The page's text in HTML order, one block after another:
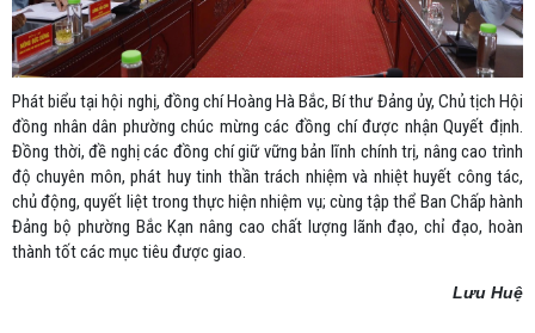
Phát biểu tại hội nghị, đồng chí Hoàng Hà Bắc, Bí thư Đảng ủy, Chủ tịch Hội
đồng nhân dân phường chúc mừng các đồng chí được nhận Quyết định.
Đồng thời, đề nghị các đồng chí giữ vững bản lĩnh chính trị, nâng cao trình
độ chuyên môn, phát huy tinh thần trách nhiệm và nhiệt huyết công tác,
chủ động, quyết liệt trong thực hiện nhiệm vụ; cùng tập thể Ban Chấp hành
Đảng bộ phường Bắc Kạn nâng cao chất lượng lãnh đạo, chỉ đạo, hoàn
thành tốt các mục tiêu được giao.
Lưu Huệ